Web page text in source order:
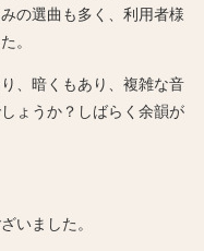
の選曲も多く、利用者様
。
、暗くもあり、複雑な音
ょうか？しばらく余韻が
いました。